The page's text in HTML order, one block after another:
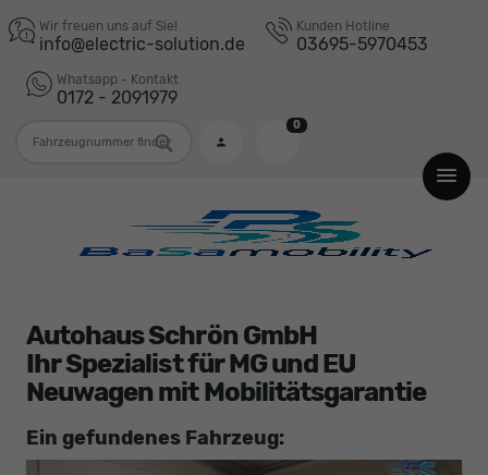
Wir freuen uns auf Sie!
info@electric-solution.de
Kunden Hotline
03695-5970453
Whatsapp - Kontakt
0172 - 2091979
0
Autohaus Schrön GmbH
Ihr Spezialist für MG und EU
Neuwagen mit Mobilitätsgarantie
Ein gefundenes Fahrzeug: